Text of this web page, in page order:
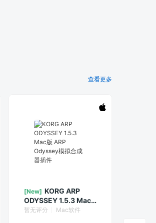
查看更多
[New] KORG ARP
ODYSSEY 1.5.3 Mac
版 ARP Odyssey模拟
暂无评分 Mac软件